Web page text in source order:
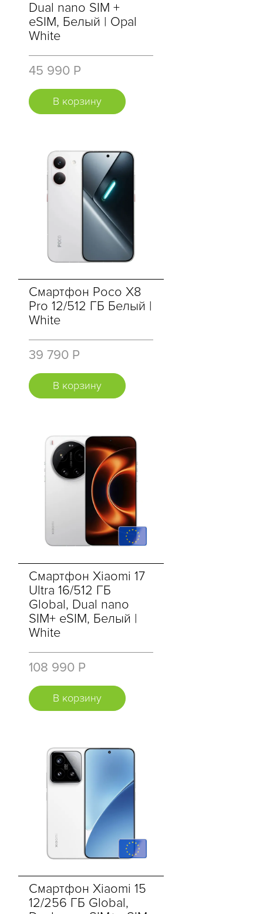
Dual nano SIM +
eSIM, Белый | Opal
White
45 990 Р
В корзину
Смартфон Poco X8
Pro 12/512 ГБ Белый |
White
39 790 Р
В корзину
Смартфон Xiaomi 17
Ultra 16/512 ГБ
Global, Dual nano
SIM+ eSIM, Белый |
White
108 990 Р
В корзину
Смартфон Xiaomi 15
12/256 ГБ Global,